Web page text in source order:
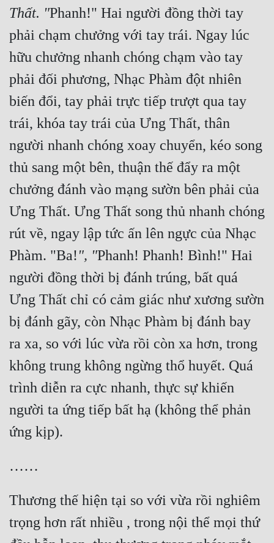
Thất. "Phanh!" Hai người đồng thời tay
phải chạm chưởng với tay trái. Ngay lúc
hữu chưởng nhanh chóng chạm vào tay
phải đối phương, Nhạc Phàm đột nhiên
biến đổi, tay phải trực tiếp trượt qua tay
trái, khóa tay trái của Ưng Thất, thân
người nhanh chóng xoay chuyển, kéo song
thủ sang một bên, thuận thế đẩy ra một
chưởng đánh vào mạng sườn bên phải của
Ưng Thất. Ưng Thất song thủ nhanh chóng
rút về, ngay lập tức ấn lên ngực của Nhạc
Phàm. "Ba!", "Phanh! Phanh! Bình!" Hai
người đồng thời bị đánh trúng, bất quá
Ưng Thất chỉ có cảm giác như xương sườn
bị đánh gãy, còn Nhạc Phàm bị đánh bay
ra xa, so với lúc vừa rồi còn xa hơn, trong
không trung không ngừng thổ huyết. Quá
trình diễn ra cực nhanh, thực sự khiến
người ta ứng tiếp bất hạ (không thể phản
ứng kịp).
……
Thương thế hiện tại so với vừa rồi nghiêm
trọng hơn rất nhiều , trong nội thể mọi thứ